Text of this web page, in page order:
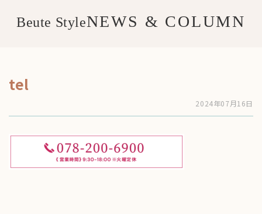
Beute Style
tel
2024年07月16日